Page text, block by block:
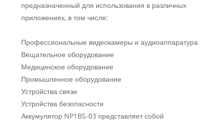
предназначенный для использования в различных
приложениях, в том числе:
Профессиональные видеокамеры и аудиоаппаратура
Вещательное оборудование
Медицинское оборудование
Промышленное оборудование
Устройства связи
Устройства безопасности
Аккумулятор NP1BS-03 представляет собой